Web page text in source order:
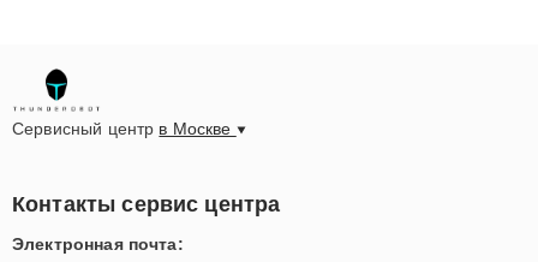
Сервисный центр в Москве
Контакты сервис центра
Электронная почта: